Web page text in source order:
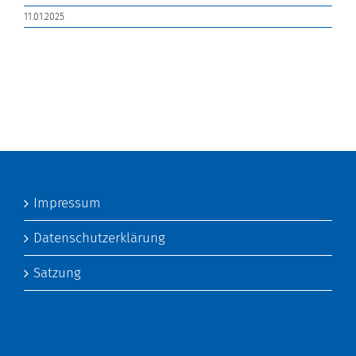
11.01.2025
Impressum
Datenschutzerklärung
Satzung